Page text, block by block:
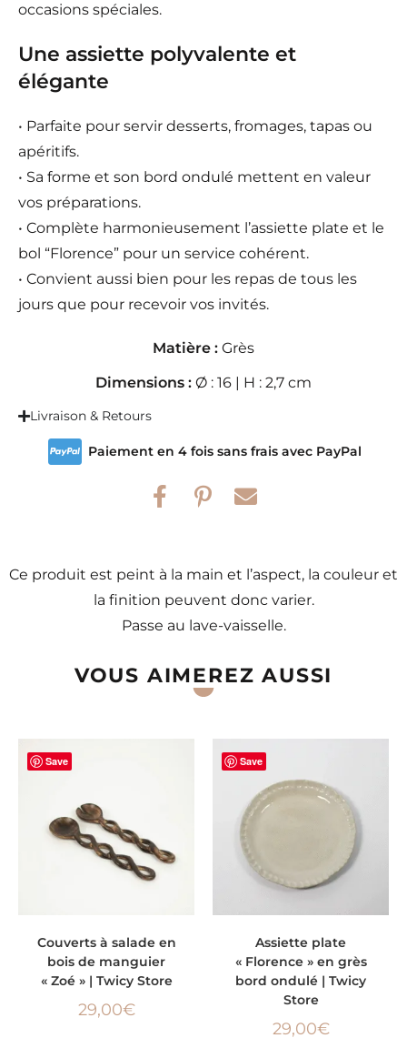
occasions spéciales.
Une assiette polyvalente et
élégante
• Parfaite pour servir desserts, fromages, tapas ou
apéritifs.
• Sa forme et son bord ondulé mettent en valeur
vos préparations.
• Complète harmonieusement l’assiette plate et le
bol “Florence” pour un service cohérent.
• Convient aussi bien pour les repas de tous les
jours que pour recevoir vos invités.
Matière : Grès
Dimensions : Ø : 16 | H : 2,7 cm
Livraison & Retours
Paiement en 4 fois sans frais avec PayPal
Ce produit est peint à la main et l’aspect, la couleur et
la finition peuvent donc varier.
Passe au lave-vaisselle.
VOUS AIMEREZ AUSSI
Save
Couverts à salade en
bois de manguier
« Zoé » | Twicy Store
29,00€
Save
Assiette plate
« Florence » en grès
bord ondulé | Twicy
Store
29,00€